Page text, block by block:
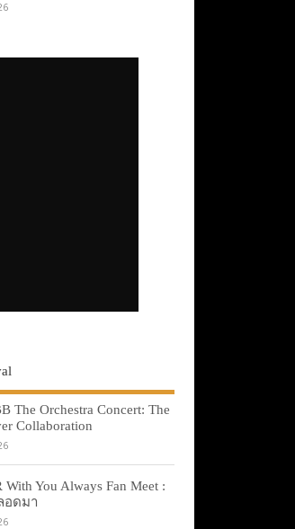
The Orchestra Concert: The
Collaboration
With You Always Fan Meet :
อดมา